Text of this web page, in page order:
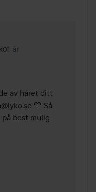
på Lyko.
1 år
Kommentaren lades 1 år
av håret ditt
🤍 Så
best mulig